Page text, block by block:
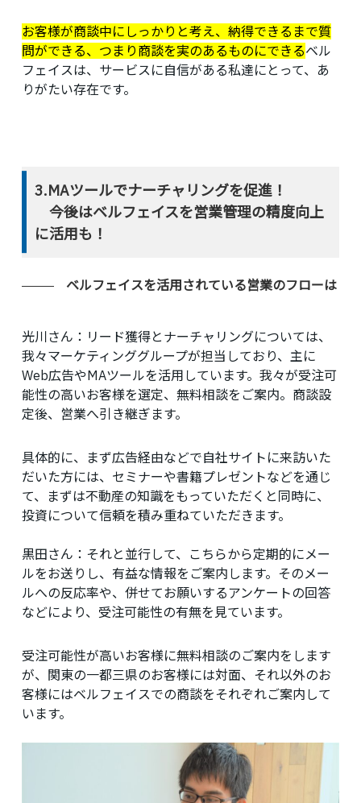
お客様が商談中にしっかりと考え、納得できるまで質
問ができる、つまり商談を実のあるものにできるベル
フェイスは、サービスに自信がある私達にとって、あ
りがたい存在です。
3.MAツールでナーチャリングを促進！
今後はベルフェイスを営業管理の精度向上
に活用も！
ベルフェイスを活用されている営業のフローは
光川さん： リード獲得とナーチャリングについては、
我々マーケティンググループが担当しており、主に
Web広告やMAツールを活用しています。我々が受注可
能性の高いお客様を選定、無料相談をご案内。商談設
定後、営業へ引き継ぎます。
具体的に、まず広告経由などで自社サイトに来訪いた
だいた方には、セミナーや書籍プレゼントなどを通じ
て、まずは不動産の知識をもっていただくと同時に、
投資について信頼を積み重ねていただきます。
黒田さん： それと並行して、こちらから定期的にメー
ルをお送りし、有益な情報をご案内します。そのメー
ルへの反応率や、併せてお願いするアンケートの回答
などにより、受注可能性の有無を見ています。
受注可能性が高いお客様に無料相談のご案内をします
が、関東の一都三県のお客様には対面、それ以外のお
客様にはベルフェイスでの商談をそれぞれご案内して
います。